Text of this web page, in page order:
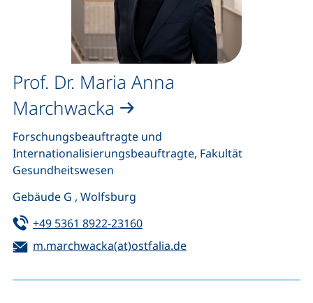
Prof. Dr. Maria Anna
Marchwacka
Forschungsbeauftragte und
Internationalisierungsbeauftragte, Fakultät
Gesundheitswesen
Gebäude G , Wolfsburg
Tel:
+49 5361 8922-23160(startet einen Telefonanruf,
E-Mail:
m.marchwacka(at)ostfalia.de(öffnet Ihr E-Mail-